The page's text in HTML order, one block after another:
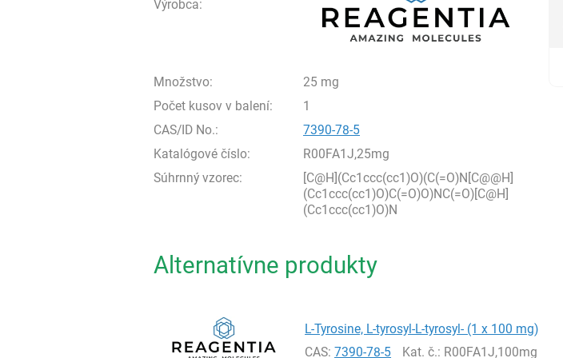
Výrobca:
Množstvo:
25 mg
Počet kusov v balení:
1
CAS/ID No.:
7390-78-5
Katalógové číslo:
R00FA1J,25mg
Súhrnný vzorec:
[C@H](Cc1ccc(cc1)O)(C(=O)N[C@@H]
(Cc1ccc(cc1)O)C(=O)O)NC(=O)[C@H]
(Cc1ccc(cc1)O)N
Alternatívne produkty
L-Tyrosine, L-tyrosyl-L-tyrosyl- (1 x 100 mg)
CAS:7390-78-5 Kat. č.: R00FA1J,100mg